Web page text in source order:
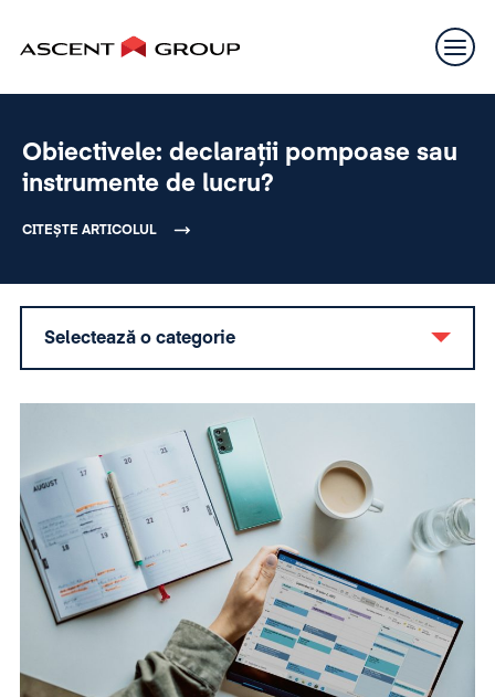
Obiectivele: declarații pompoase sau
instrumente de lucru?
CITEȘTE ARTICOLUL
Selectează o categorie